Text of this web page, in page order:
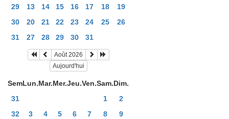
29
13 14 15 16 17 18
19
30
20 21 22 23 24 25
26
31
27 28 29 30 31
Août 2026
Aujourd'hui
SemLun.Mar.Mer.Jeu.Ven.Sam.Dim.
31
1
2
32
3 4 5 6 7 8
9